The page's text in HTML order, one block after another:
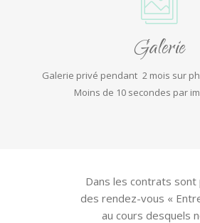
Galerie
Galerie privé pendant 2 mois sur
Moins de 10 secondes par
Dans les contrats sont
des rendez-vous «
au cours desquels